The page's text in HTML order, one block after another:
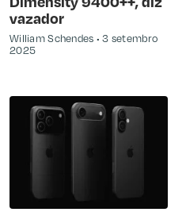
vazador
William Schendes
3 setembro
2025